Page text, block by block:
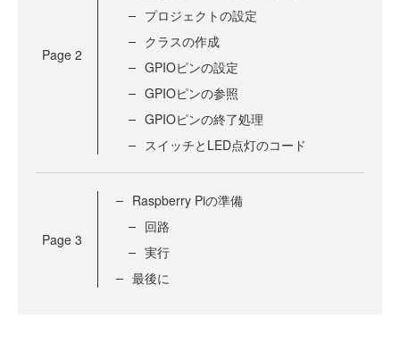
Page 2
プロジェクトの設定
クラスの作成
GPIOピンの設定
GPIOピンの参照
GPIOピンの終了処理
スイッチとLED点灯のコード
Page 3
Raspberry Piの準備
回路
実行
最後に